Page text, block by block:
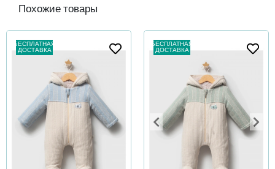
Похожие товары
БЕСПЛАТНАЯ
ДОСТАВКА
БЕСПЛАТНАЯ
ДОСТАВКА